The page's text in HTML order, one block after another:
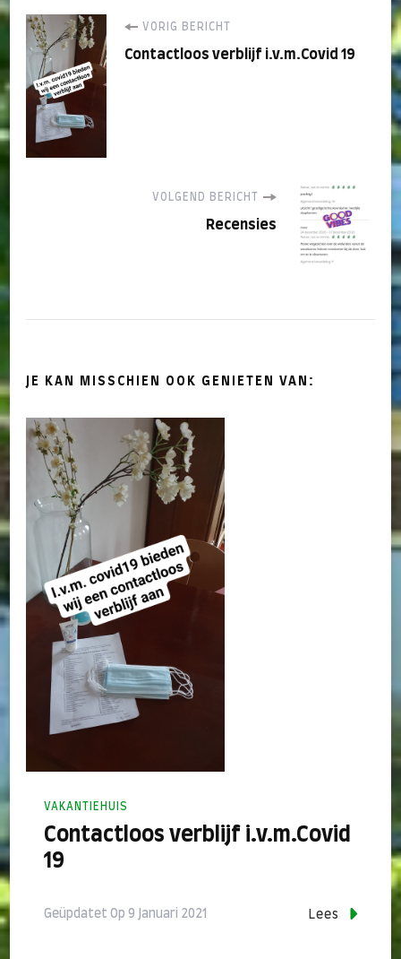
Bericht
navigatie
VORIG BERICHT
Contactloos verblijf i.v.m.Covid 19
VOLGEND BERICHT
Recensies
JE KAN MISSCHIEN OOK GENIETEN VAN:
VAKANTIEHUIS
Contactloos verblijf i.v.m.Covid
19
Geüpdatet Op 9 Januari 2021 Lees